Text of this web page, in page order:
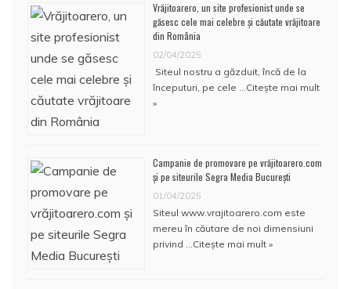
Vrăjitoarero, un site profesionist unde se
găsesc cele mai celebre și căutate vrăjitoare
din România
02/04/2025
Siteul nostru a găzduit, încă de la
începuturi, pe cele …Citește mai mult
»
Campanie de promovare pe vrăjitoarero.com
și pe siteurile Segra Media București
01/04/2025
Siteul www.vrajitoarero.com este
mereu în căutare de noi dimensiuni
privind …Citește mai mult »